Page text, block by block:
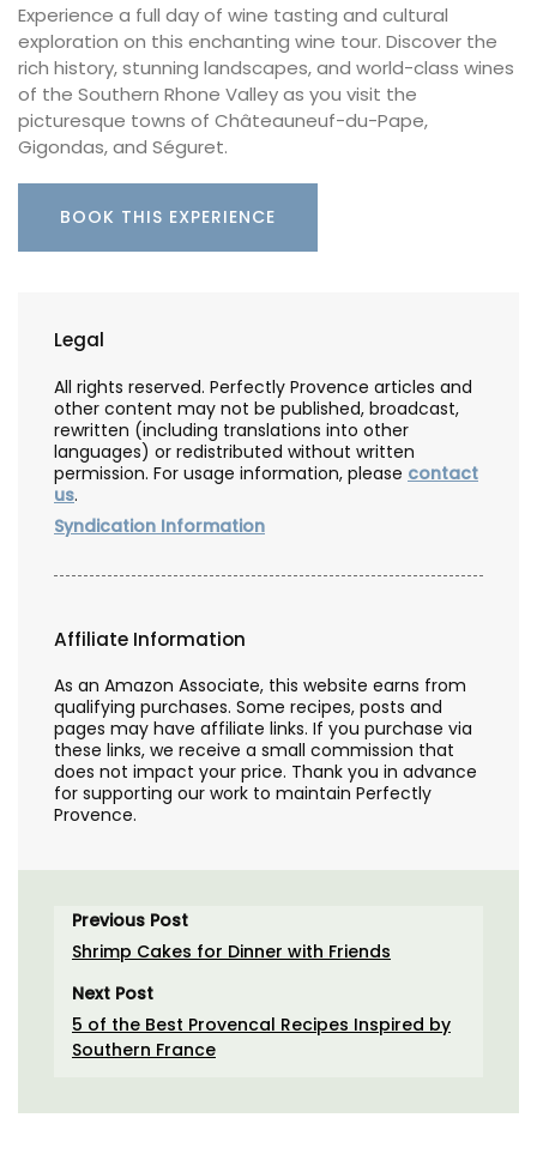
Experience a full day of wine tasting and cultural
exploration on this enchanting wine tour. Discover the
rich history, stunning landscapes, and world-class wines
of the Southern Rhone Valley as you visit the
picturesque towns of Châteauneuf-du-Pape,
Gigondas, and Séguret.
BOOK THIS EXPERIENCE
Legal
All rights reserved. Perfectly Provence articles and
other content may not be published, broadcast,
rewritten (including translations into other
languages) or redistributed without written
permission. For usage information, please contact
us.
Syndication Information
Affiliate Information
As an Amazon Associate, this website earns from
qualifying purchases. Some recipes, posts and
pages may have affiliate links. If you purchase via
these links, we receive a small commission that
does not impact your price. Thank you in advance
for supporting our work to maintain Perfectly
Provence.
Previous Post
Shrimp Cakes for Dinner with Friends
Next Post
5 of the Best Provencal Recipes Inspired by
Southern France